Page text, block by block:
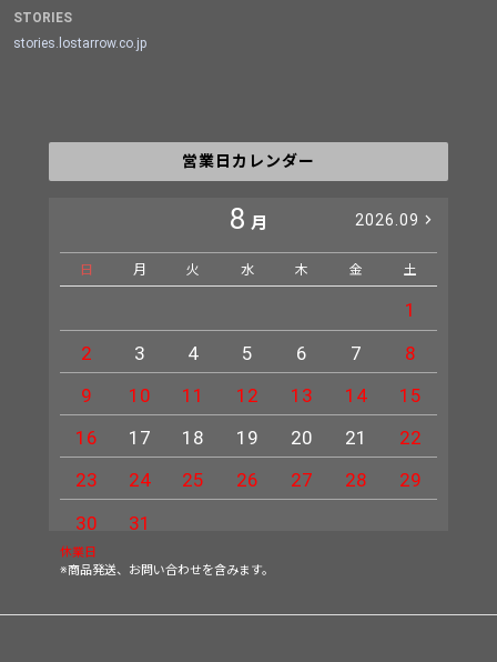
STORIES
stories.lostarrow.co.jp
営業日カレンダー
8 月 2026.09
日 月 火 水 木 金 土
1
2
3 4 5 6 7
8
9
10 11 12 13 14
15
16
17 18 19 20 21
22
23
24 25 26 27 28
29
30
31
休業日
※商品発送、お問い合わせを含みます。